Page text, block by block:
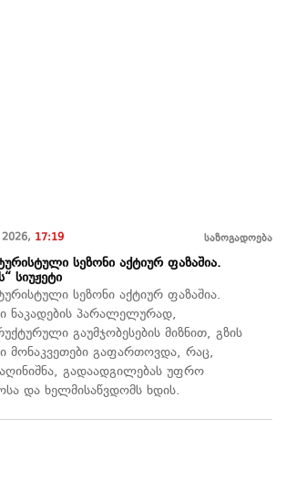
17:19 საზოგადოება
სეზონი აქტიურ ფაზაშია.
სიუჟეტი
სეზონი აქტიურ ფაზაშია.
ნაკადების პარალელურად,
გაუმჯობესების მიზნით, გზის
მონაკვეთები გაფართოვდა, რაც,
გადაადგილებას უფრო
და ხელმისაწვდომს ხდის.